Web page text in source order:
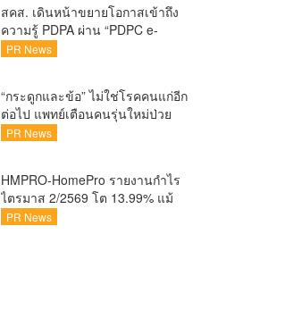
สู่ปูซาน แบบติดขอบสนาม พร้อม
กิจกรรมสุดพิเศษตลอดทัวร์นาเมนต์
สคส. เดินหน้าขยายโอกาสเข้าถึง
ความรู้ PDPA ผ่าน “PDPC e-
Learning” เรียนฟรี ทุกที่ ทุกเวลา
ปลอดภัย เผยยอดผู้เข้าเรียนล่าสุด
ทะลุ 8 หมื่นรายแล้ว
PR News
“กระดูกและข้อ” ไม่ใช่โรคคนแก่อีก
ต่อไป แพทย์เตือนคนรุ่นใหม่ป่วย
เพิ่ม 20-30% เสี่ยง ‘ข้อเข่าเสื่อม
PR News
HMPRO-HomePro รายงานกำไร
ไตรมาส 2/2569 โต 13.99% แม้
เศรษฐกิจผันผวนเดินหน้าขยาย
PR News